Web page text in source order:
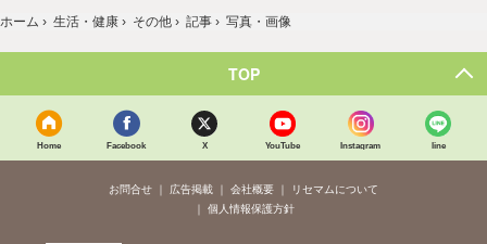
ホーム › 生活・健康 › その他 › 記事 › 写真・画像
TOP
Home Facebook X YouTube Instagram line
お問合せ 広告掲載 会社概要
リセマムについて
個人情報保護方針